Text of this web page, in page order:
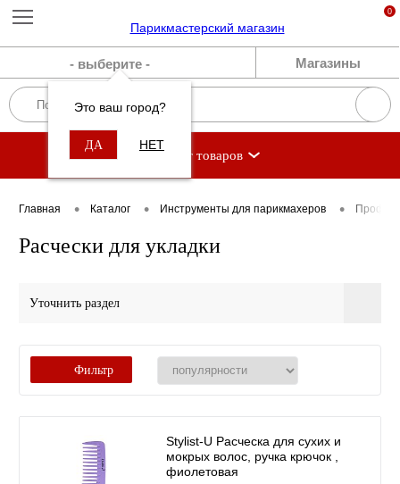
- выберите -
Это ваш город?
ДА НЕТ
Магазины
0
Каталог товаров
Главная • Каталог • Инструменты для парикмахеров •
Расчески для укладки
Уточнить раздел
Фильтр
Stylist-U Расческа для сухих и
мокрых волос, ручка крючок ,
фиолетовая